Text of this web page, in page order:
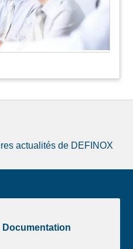
actualités de DEFINOX
Documentation